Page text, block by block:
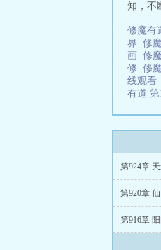
知，不
修魔有
界 修
画 修
修 修
线观看
有道 第
第924章
第920章
第916章